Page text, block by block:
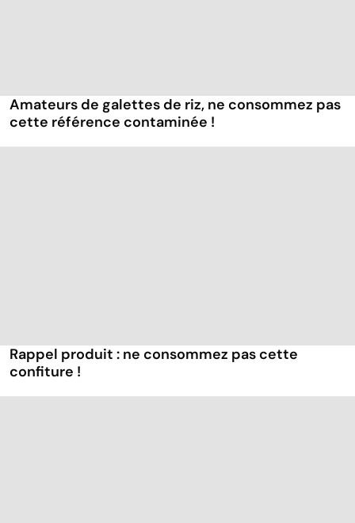
Amateurs de galettes de riz, ne consommez pas
cette référence contaminée !
Rappel produit : ne consommez pas cette
confiture !